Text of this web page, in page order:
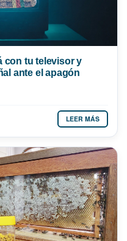
con tu televisor y
ante el apagón
LEER MÁS